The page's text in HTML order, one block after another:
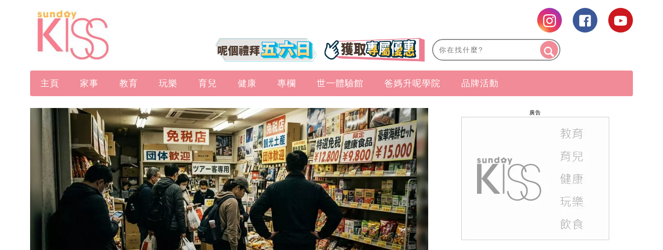
主頁 家事 教育 玩樂 育兒 健康 專欄 世一體驗館 爸媽升呢學院 品牌活動
廣告